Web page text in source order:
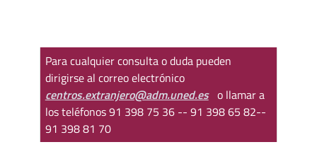
Para cualquier consulta o duda pueden
dirigirse al correo electrónico
centros.extranjero@adm.uned.eso llamar a
los teléfonos 91 398 75 36 -- 91 398 65 82--
91 398 81 70